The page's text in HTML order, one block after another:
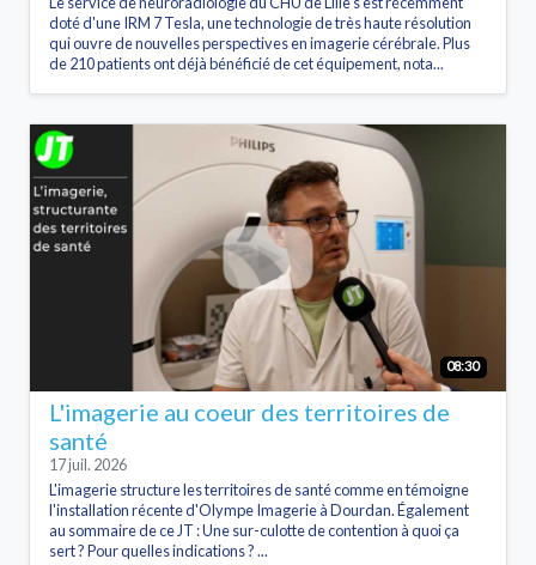
doté d'une IRM 7 Tesla, une technologie de très haute résolution
qui ouvre de nouvelles perspectives en imagerie cérébrale. Plus
de 210 patients ont déjà bénéficié de cet équipement, nota...
08:30
L'imagerie au coeur des territoires de
santé
17 juil. 2026
L'imagerie structure les territoires de santé comme en témoigne
l'installation récente d'Olympe Imagerie à Dourdan. Également
au sommaire de ce JT : Une sur-culotte de contention à quoi ça
sert ? Pour quelles indications ? ...